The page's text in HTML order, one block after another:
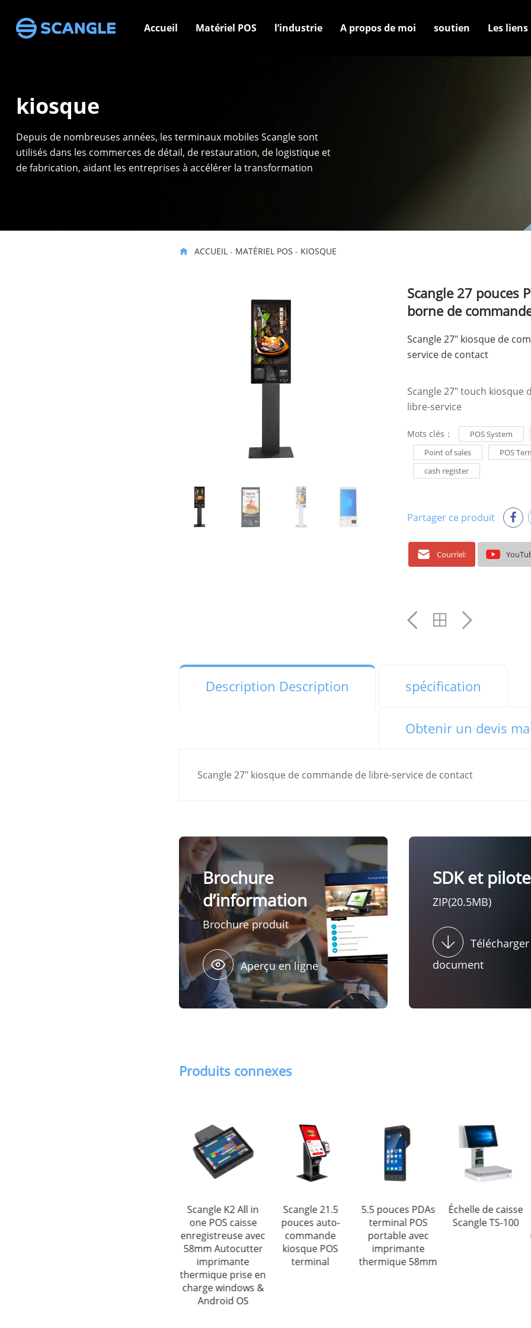
Accueil Matériel POS l’industrie A propos de moi soutien Les liens
kiosque
Depuis de nombreuses années, les terminaux mobiles Scangle sont
utilisés dans les commerces de détail, de restauration, de logistique et
de fabrication, aidant les entreprises à accélérer la transformation
ACCUEIL - MATÉRIEL POS - KIOSQUE
Scangle 27 pouces
borne de
Scangle 27" kiosque de
service de contact
Scangle 27" touch kiosque
libre-service
Mots clés： POS System
Point of sales
POS
cash register
Partager ce produit
Courriel:
Description Description spécification
Obtenir un devis
Scangle 27" kiosque de commande de libre-service de contact
Brochure
d’information
Brochure produit
Aperçu en ligne
SDK et pilote
ZIP(20.5MB)
document
Produits connexes
Scangle K2 All in
one POS caisse
enregistreuse avec
58mm Autocutter
imprimante
thermique prise en
charge windows &
Android OS
Scangle 21.5
pouces auto-
commande
kiosque POS
terminal
5.5 pouces PDAs
terminal POS
portable avec
imprimante
thermique 58mm
Échelle de caisse
Scangle TS-100